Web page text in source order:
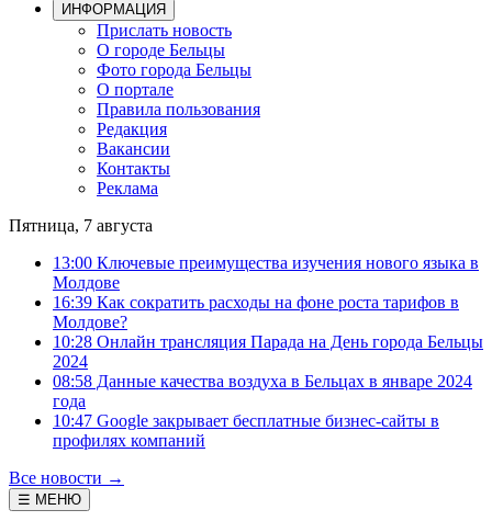
ИНФОРМАЦИЯ
Прислать новость
О городе Бельцы
Фото города Бельцы
О портале
Правила пользования
Редакция
Вакансии
Контакты
Реклама
Пятница, 7 августа
13:00 Ключевые преимущества изучения нового языка в
Молдове
16:39 Как сократить расходы на фоне роста тарифов в
Молдове?
10:28 Онлайн трансляция Парада на День города Бельцы
2024
08:58 Данные качества воздуха в Бельцах в январе 2024
года
10:47 Google закрывает бесплатные бизнес-сайты в
профилях компаний
Все новости →
☰ МЕНЮ